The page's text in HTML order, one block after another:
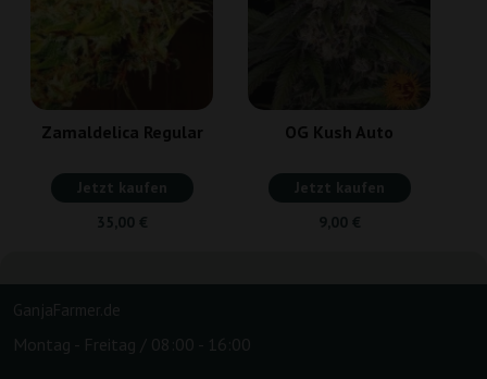
Zamaldelica Regular
Jetzt kaufen
35,00 €
OG Kush Auto
Jetzt kaufen
9,00 €
GanjaFarmer.de
Montag - Freitag / 08:00 - 16:00